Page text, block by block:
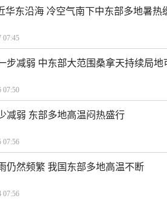
华东沿海 冷空气南下中东部多地暑热
07:45
步减弱 中东部大范围桑拿天持续局
07:50
减弱 东部多地高温闷热盛行
07:56
仍然频繁 我国东部多地高温不断
07:56